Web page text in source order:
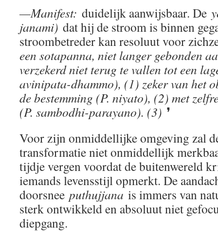
—Manifest: duidelijk aanwijsbaar. De
janami) dat hij de stroom is binnen
stroombetreder kan resoluut voor
een sotapanna, niet langer gebonden
verzekerd niet terug te vallen tot een
avinipata-dhammo), (1) zeker van het
de bestemming (P. niyato), (2) met
(P. sambodhi-parayano). (3) ❜
Voor zijn onmiddellijke omgeving zal
transformatie niet onmiddellijk
tijdje vergen voordat de buitenwereld
iemands levensstijl opmerkt. De
doorsnee puthujjana is immers van
sterk ontwikkeld en absoluut niet
diepgang.